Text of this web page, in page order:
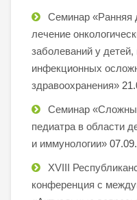
Семинар «Ранняя
лечение
заболеваний у
инфекционных
здравоохранения»
Семинар
педиатра в области
и иммунологии»
XVIII
конференция с